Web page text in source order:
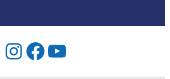
Instagram
Facebook
YouTube